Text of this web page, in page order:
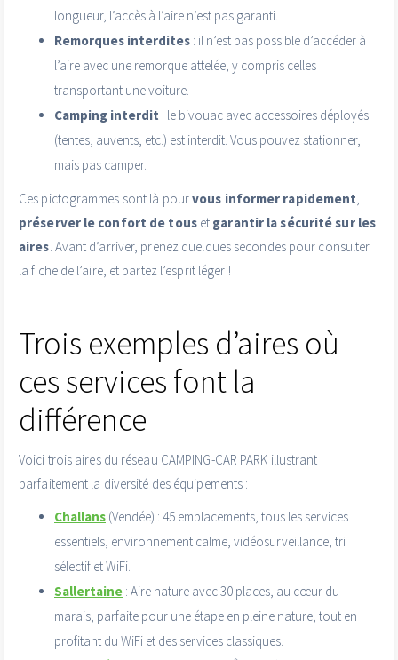
longueur, l’accès à l’aire n’est pas garanti.
Remorques interdites : il n’est pas possible d’accéder à
l’aire avec une remorque attelée, y compris celles
transportant une voiture.
Camping interdit : le bivouac avec accessoires déployés
(tentes, auvents, etc.) est interdit. Vous pouvez stationner,
mais pas camper.
Ces pictogrammes sont là pourvous informer rapidement
préserver le confort de touset garantir la sécurité sur les
aires . Avant d’arriver, prenez quelques secondes pour consulter
la fiche de l’aire, et partez l’esprit léger !
Trois exemples d’aires où
ces services font la
différence
Voici trois aires du réseau CAMPING-CAR PARK illustrant
parfaitement la diversité des équipements :
Challans (Vendée) : 45 emplacements, tous les services
essentiels, environnement calme, vidéosurveillance, tri
sélectif et WiFi.
Sallertaine : Aire nature avec 30 places, au cœur du
marais, parfaite pour une étape en pleine nature, tout en
profitant du WiFi et des services classiques.